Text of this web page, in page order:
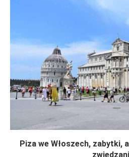
Piza we Włoszech,